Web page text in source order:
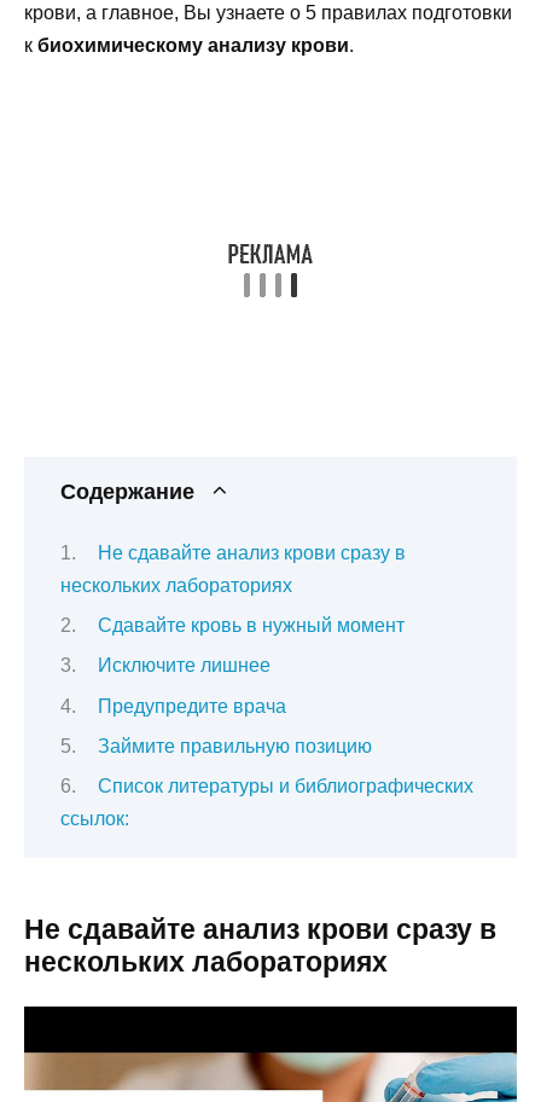
крови, а главное, Вы узнаете о 5 правилах подготовки
к биохимическому анализу крови.
Содержание
Не сдавайте анализ крови сразу в
нескольких лабораториях
Сдавайте кровь в нужный момент
Исключите лишнее
Предупредите врача
Займите правильную позицию
Список литературы и библиографических
ссылок:
Не сдавайте анализ крови сразу в
нескольких лабораториях